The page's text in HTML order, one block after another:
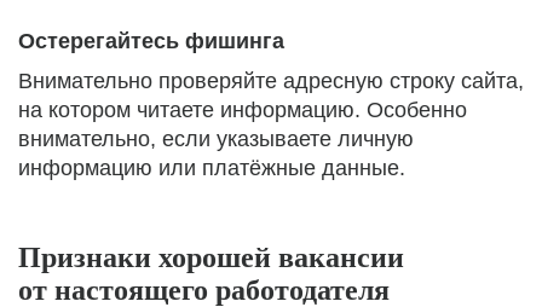
Остерегайтесь фишинга
Внимательно проверяйте адресную строку сайта,
на котором читаете информацию. Особенно
внимательно, если указываете личную
информацию или платёжные данные.
Признаки хорошей вакансии
от настоящего работодателя